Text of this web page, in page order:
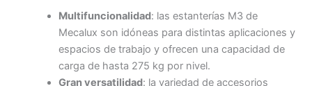
Multifuncionalidad: las estanterías M3 de
Mecalux son idóneas para distintas aplicaciones y
espacios de trabajo y ofrecen una capacidad de
carga de hasta 275 kg por nivel.
Gran versatilidad: la variedad de accesorios